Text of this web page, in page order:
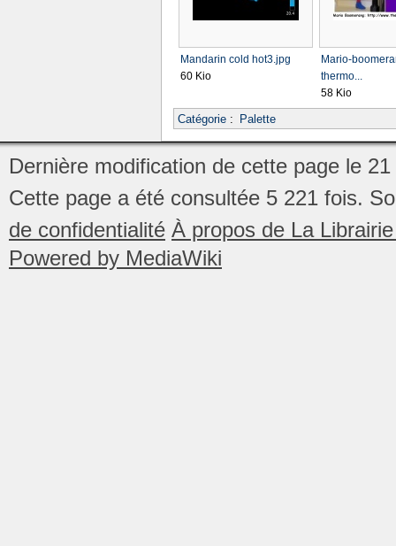
Mandarin cold hot3.jpg
60 Kio
Mario-
thermo...
58 Kio
Catégorie: Palette
Dernière modification de cette page le
Cette page a été consultée 5 221 fois.
de confidentialité À propos de La
Powered by MediaWiki